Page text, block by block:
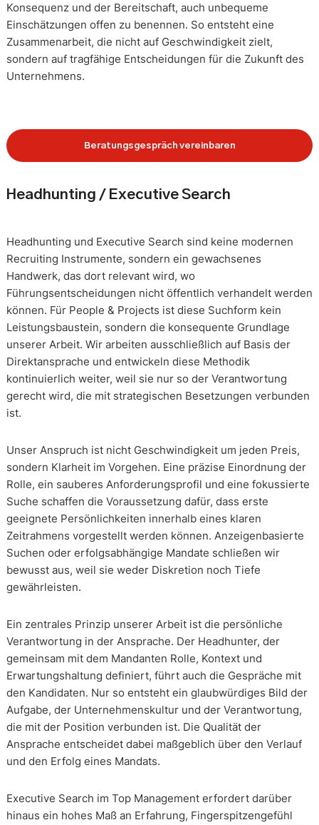
Konsequenz und der Bereitschaft, auch unbequeme
Einschätzungen offen zu benennen. So entsteht eine
Zusammenarbeit, die nicht auf Geschwindigkeit zielt,
sondern auf tragfähige Entscheidungen für die Zukunft des
Unternehmens.
Beratungsgespräch vereinbaren
Headhunting / Executive Search
Headhunting und Executive Search sind keine modernen
Recruiting Instrumente, sondern ein gewachsenes
Handwerk, das dort relevant wird, wo
Führungsentscheidungen nicht öffentlich verhandelt werden
können. Für People & Projects ist diese Suchform kein
Leistungsbaustein, sondern die konsequente Grundlage
unserer Arbeit. Wir arbeiten ausschließlich auf Basis der
Direktansprache und entwickeln diese Methodik
kontinuierlich weiter, weil sie nur so der Verantwortung
gerecht wird, die mit strategischen Besetzungen verbunden
ist.
Unser Anspruch ist nicht Geschwindigkeit um jeden Preis,
sondern Klarheit im Vorgehen. Eine präzise Einordnung der
Rolle, ein sauberes Anforderungsprofil und eine fokussierte
Suche schaffen die Voraussetzung dafür, dass erste
geeignete Persönlichkeiten innerhalb eines klaren
Zeitrahmens vorgestellt werden können. Anzeigenbasierte
Suchen oder erfolgsabhängige Mandate schließen wir
bewusst aus, weil sie weder Diskretion noch Tiefe
gewährleisten.
Ein zentrales Prinzip unserer Arbeit ist die persönliche
Verantwortung in der Ansprache. Der Headhunter, der
gemeinsam mit dem Mandanten Rolle, Kontext und
Erwartungshaltung definiert, führt auch die Gespräche mit
den Kandidaten. Nur so entsteht ein glaubwürdiges Bild der
Aufgabe, der Unternehmenskultur und der Verantwortung,
die mit der Position verbunden ist. Die Qualität der
Ansprache entscheidet dabei maßgeblich über den Verlauf
und den Erfolg eines Mandats.
Executive Search im Top Management erfordert darüber
hinaus ein hohes Maß an Erfahrung, Fingerspitzengefühl